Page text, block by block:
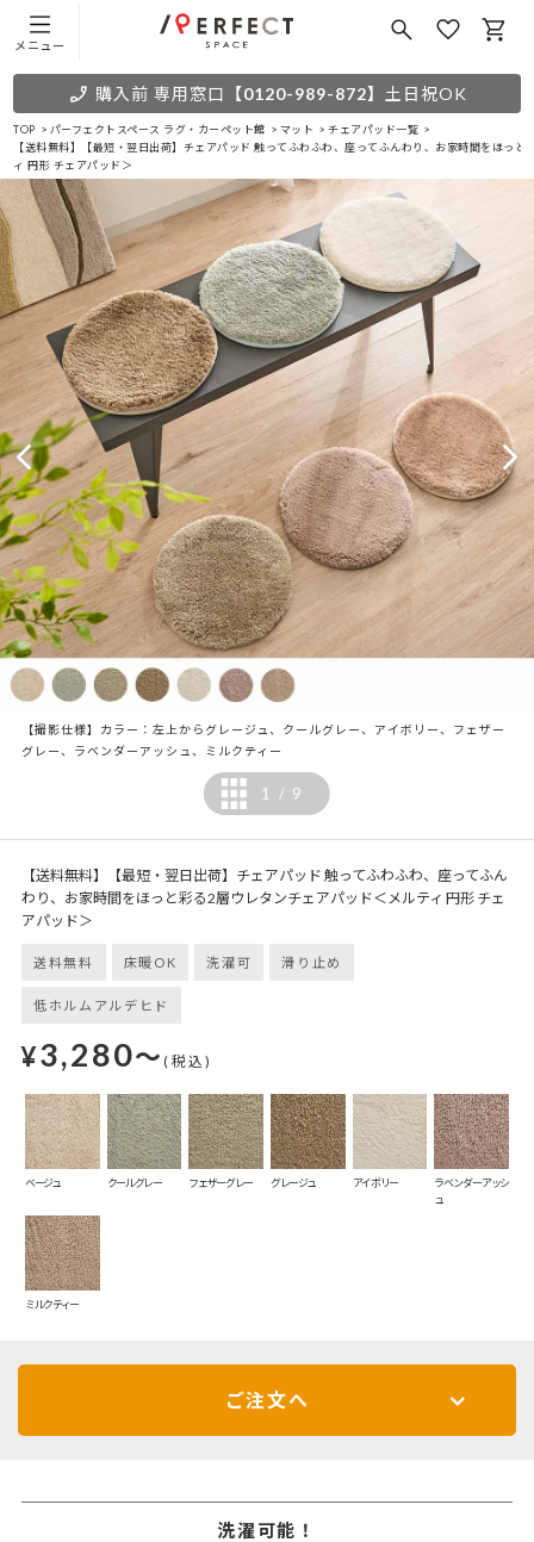
メニュー
購入前 専用窓口 【0120-989-872】 土日祝OK
TOP パーフェクトスペース ラグ・カーペット館 マット
チェアパッド一覧
【送料無料】【最短・翌日出荷】チェアパッド 触ってふわふわ、座ってふんわり、お家時間をほっ
ィ 円形 チェアパッド＞
【撮影仕様】カラー：左上からグレージュ、クールグレー、アイボリー、フェザー
グレー、ラベンダーアッシュ、ミルクティー
1 / 9
【送料無料】【最短・翌日出荷】チェアパッド 触ってふわふわ、座ってふん
わり、お家時間をほっと彩る2層ウレタンチェアパッド＜メルティ 円形 チェ
アパッド＞
送料無料 床暖OK 洗濯可 滑り止め
低ホルムアルデヒド
¥3,280～(税込)
ベージュ クールグレー フェザーグレー グレージュ アイボリー
ラベンダーアッシ
ュ
ミルクティー
ご注文へ
洗濯可能！